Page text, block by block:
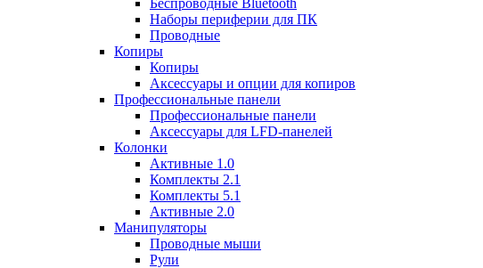
Беспроводные Bluetooth
Наборы периферии для ПК
Проводные
Копиры
Копиры
Аксессуары и опции для копиров
Профессиональные панели
Профессиональные панели
Аксессуары для LFD-панелей
Колонки
Активные 1.0
Комплекты 2.1
Комплекты 5.1
Активные 2.0
Манипуляторы
Проводные мыши
Рули